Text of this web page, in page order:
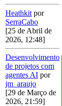
Heathkit por
SerraCabo
[25 de Abril de
2026, 12:48]
Desenvolvimento
de projetos com
agentes AI por
jm_araujo
[29 de Março de
2026, 21:59]